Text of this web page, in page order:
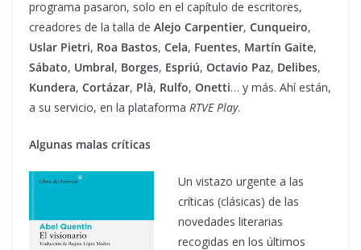
programa pasaron, solo en el capítulo de escritores,
creadores de la talla de Alejo Carpentier, Cunqueiro,
Uslar Pietri, Roa Bastos, Cela, Fuentes, Martín Gaite,
Sábato, Umbral, Borges, Espriú, Octavio Paz, Delibes,
Kundera, Cortázar, Plà, Rulfo, Onetti… y más. Ahí están,
a su servicio, en la plataforma RTVE Play.
Algunas malas críticas
Un vistazo urgente a las
críticas (clásicas) de las
novedades literarias
recogidas en los últimos